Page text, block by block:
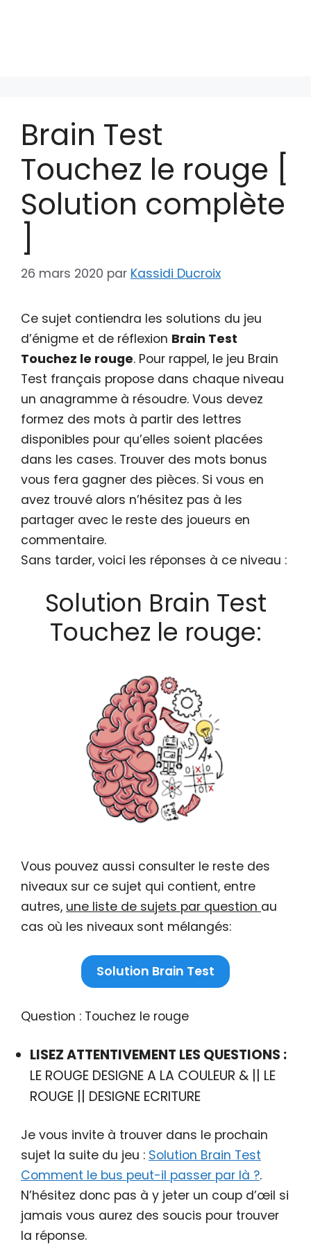
Brain Test
Touchez le rouge [
Solution complète
26 mars 2020 par Kassidi Ducroix
Ce sujet contiendra les solutions du jeu
d’énigme et de réflexion Brain Test
Touchez le rouge. Pour rappel, le jeu Brain
Test français propose dans chaque niveau
un anagramme à résoudre. Vous devez
formez des mots à partir des lettres
disponibles pour qu’elles soient placées
dans les cases. Trouver des mots bonus
vous fera gagner des pièces. Si vous en
avez trouvé alors n’hésitez pas à les
partager avec le reste des joueurs en
commentaire.
Sans tarder, voici les réponses à ce niveau :
Solution Brain Test
Touchez le rouge:
Vous pouvez aussi consulter le reste des
niveaux sur ce sujet qui contient, entre
autres, une liste de sujets par question au
cas où les niveaux sont mélangés:
Solution Brain Test
Question : Touchez le rouge
LISEZ ATTENTIVEMENT LES QUESTIONS :
LE ROUGE DESIGNE A LA COULEUR & || LE
ROUGE || DESIGNE ECRITURE
Je vous invite à trouver dans le prochain
sujet la suite du jeu : Solution Brain Test
Comment le bus peut-il passer par là ?.
N’hésitez donc pas à y jeter un coup d’œil si
jamais vous aurez des soucis pour trouver
la réponse.